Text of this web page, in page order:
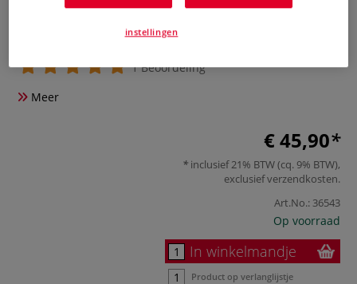
LYRA | Schetsset bruintonen —
1 Beoordeling
Meer
€ 45,90
inclusief 21% BTW (cq. 9% BTW),
exclusiefverzendkosten.
Art.No.: 36543
Op voorraad
In winkelmandje
Product op verlanglijstje
instellingen